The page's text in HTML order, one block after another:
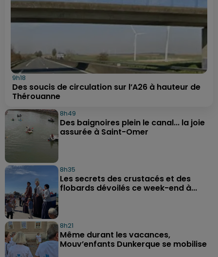
9h18
Des soucis de circulation sur l’A26 à hauteur de
Thérouanne
8h49
Des baignoires plein le canal... la joie
assurée à Saint-Omer
8h35
Les secrets des crustacés et des
flobards dévoilés ce week-end à...
8h21
Même durant les vacances,
Mouv’enfants Dunkerque se mobilise